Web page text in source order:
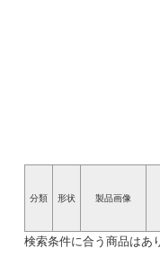
分類 形状 製品画像
検索条件に合う商品はあ